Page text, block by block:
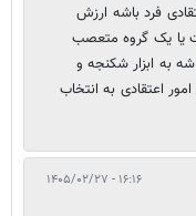
فرد باشه ارزش
یا یک گروه متعصب
به ابزار شکنجه و
اعتقادی به انتخاب
۱۶:۱۶ - ۱۴۰۵/۰۲/۲۷